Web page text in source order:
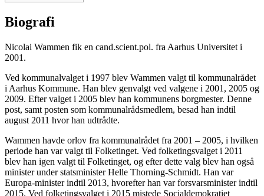
Biografi
Nicolai Wammen fik en cand.scient.pol. fra Aarhus Universitet i
2001.
Ved kommunalvalget i 1997 blev Wammen valgt til kommunalrådet
i Aarhus Kommune. Han blev genvalgt ved valgene i 2001, 2005 og
2009. Efter valget i 2005 blev han kommunens borgmester. Denne
post, samt posten som kommunalrådsmedlem, besad han indtil
august 2011 hvor han udtrådte.
Wammen havde orlov fra kommunalrådet fra 2001 – 2005, i hvilken
periode han var valgt til Folketinget. Ved folketingsvalget i 2011
blev han igen valgt til Folketinget, og efter dette valg blev han også
minister under statsminister Helle Thorning-Schmidt. Han var
Europa-minister indtil 2013, hvorefter han var forsvarsminister indtil
2015. Ved folketingsvalget i 2015 mistede Socialdemokratiet